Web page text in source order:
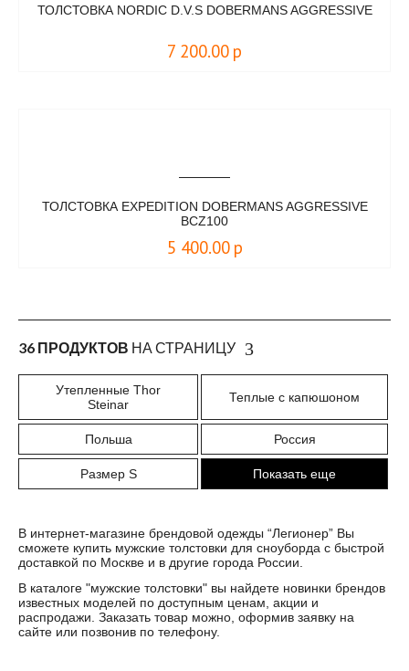
ТОЛСТОВКА NORDIC D.V.S DOBERMANS AGGRESSIVE
7 200.00 р
ТОЛСТОВКА EXPEDITION DOBERMANS AGGRESSIVE
BCZ100
5 400.00 р
36 ПРОДУКТОВ НА СТРАНИЦУ
Утепленные Thor
Steinar
Теплые с капюшоном
Польша Россия
Размер S Показать еще
В интернет-магазине брендовой одежды “Легионер” Вы
сможете купить мужские толстовки для сноуборда с быстрой
доставкой по Москве и в другие города России.
В каталоге "мужские толстовки" вы найдете новинки брендов
известных моделей по доступным ценам, акции и
распродажи. Заказать товар можно, оформив заявку на
сайте или позвонив по телефону.